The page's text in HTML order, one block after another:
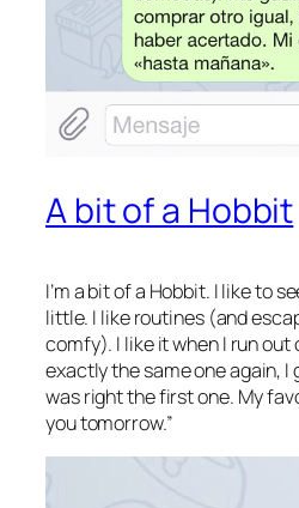
A bit of a Hobbit
I’m a bit of a Hobbit. I like to
little. I like routines (and
comfy). I like it when I run out
exactly the same one again,
was right the first one. My
you tomorrow.”